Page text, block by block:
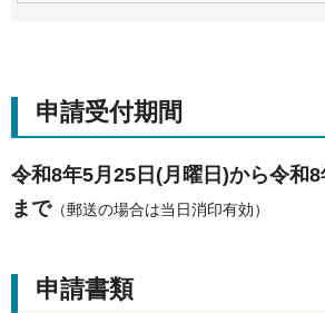
申請受付期間
令和8年5月25日(月曜日)から令和8
まで（郵送の場合は当日消印有効）
申請書類